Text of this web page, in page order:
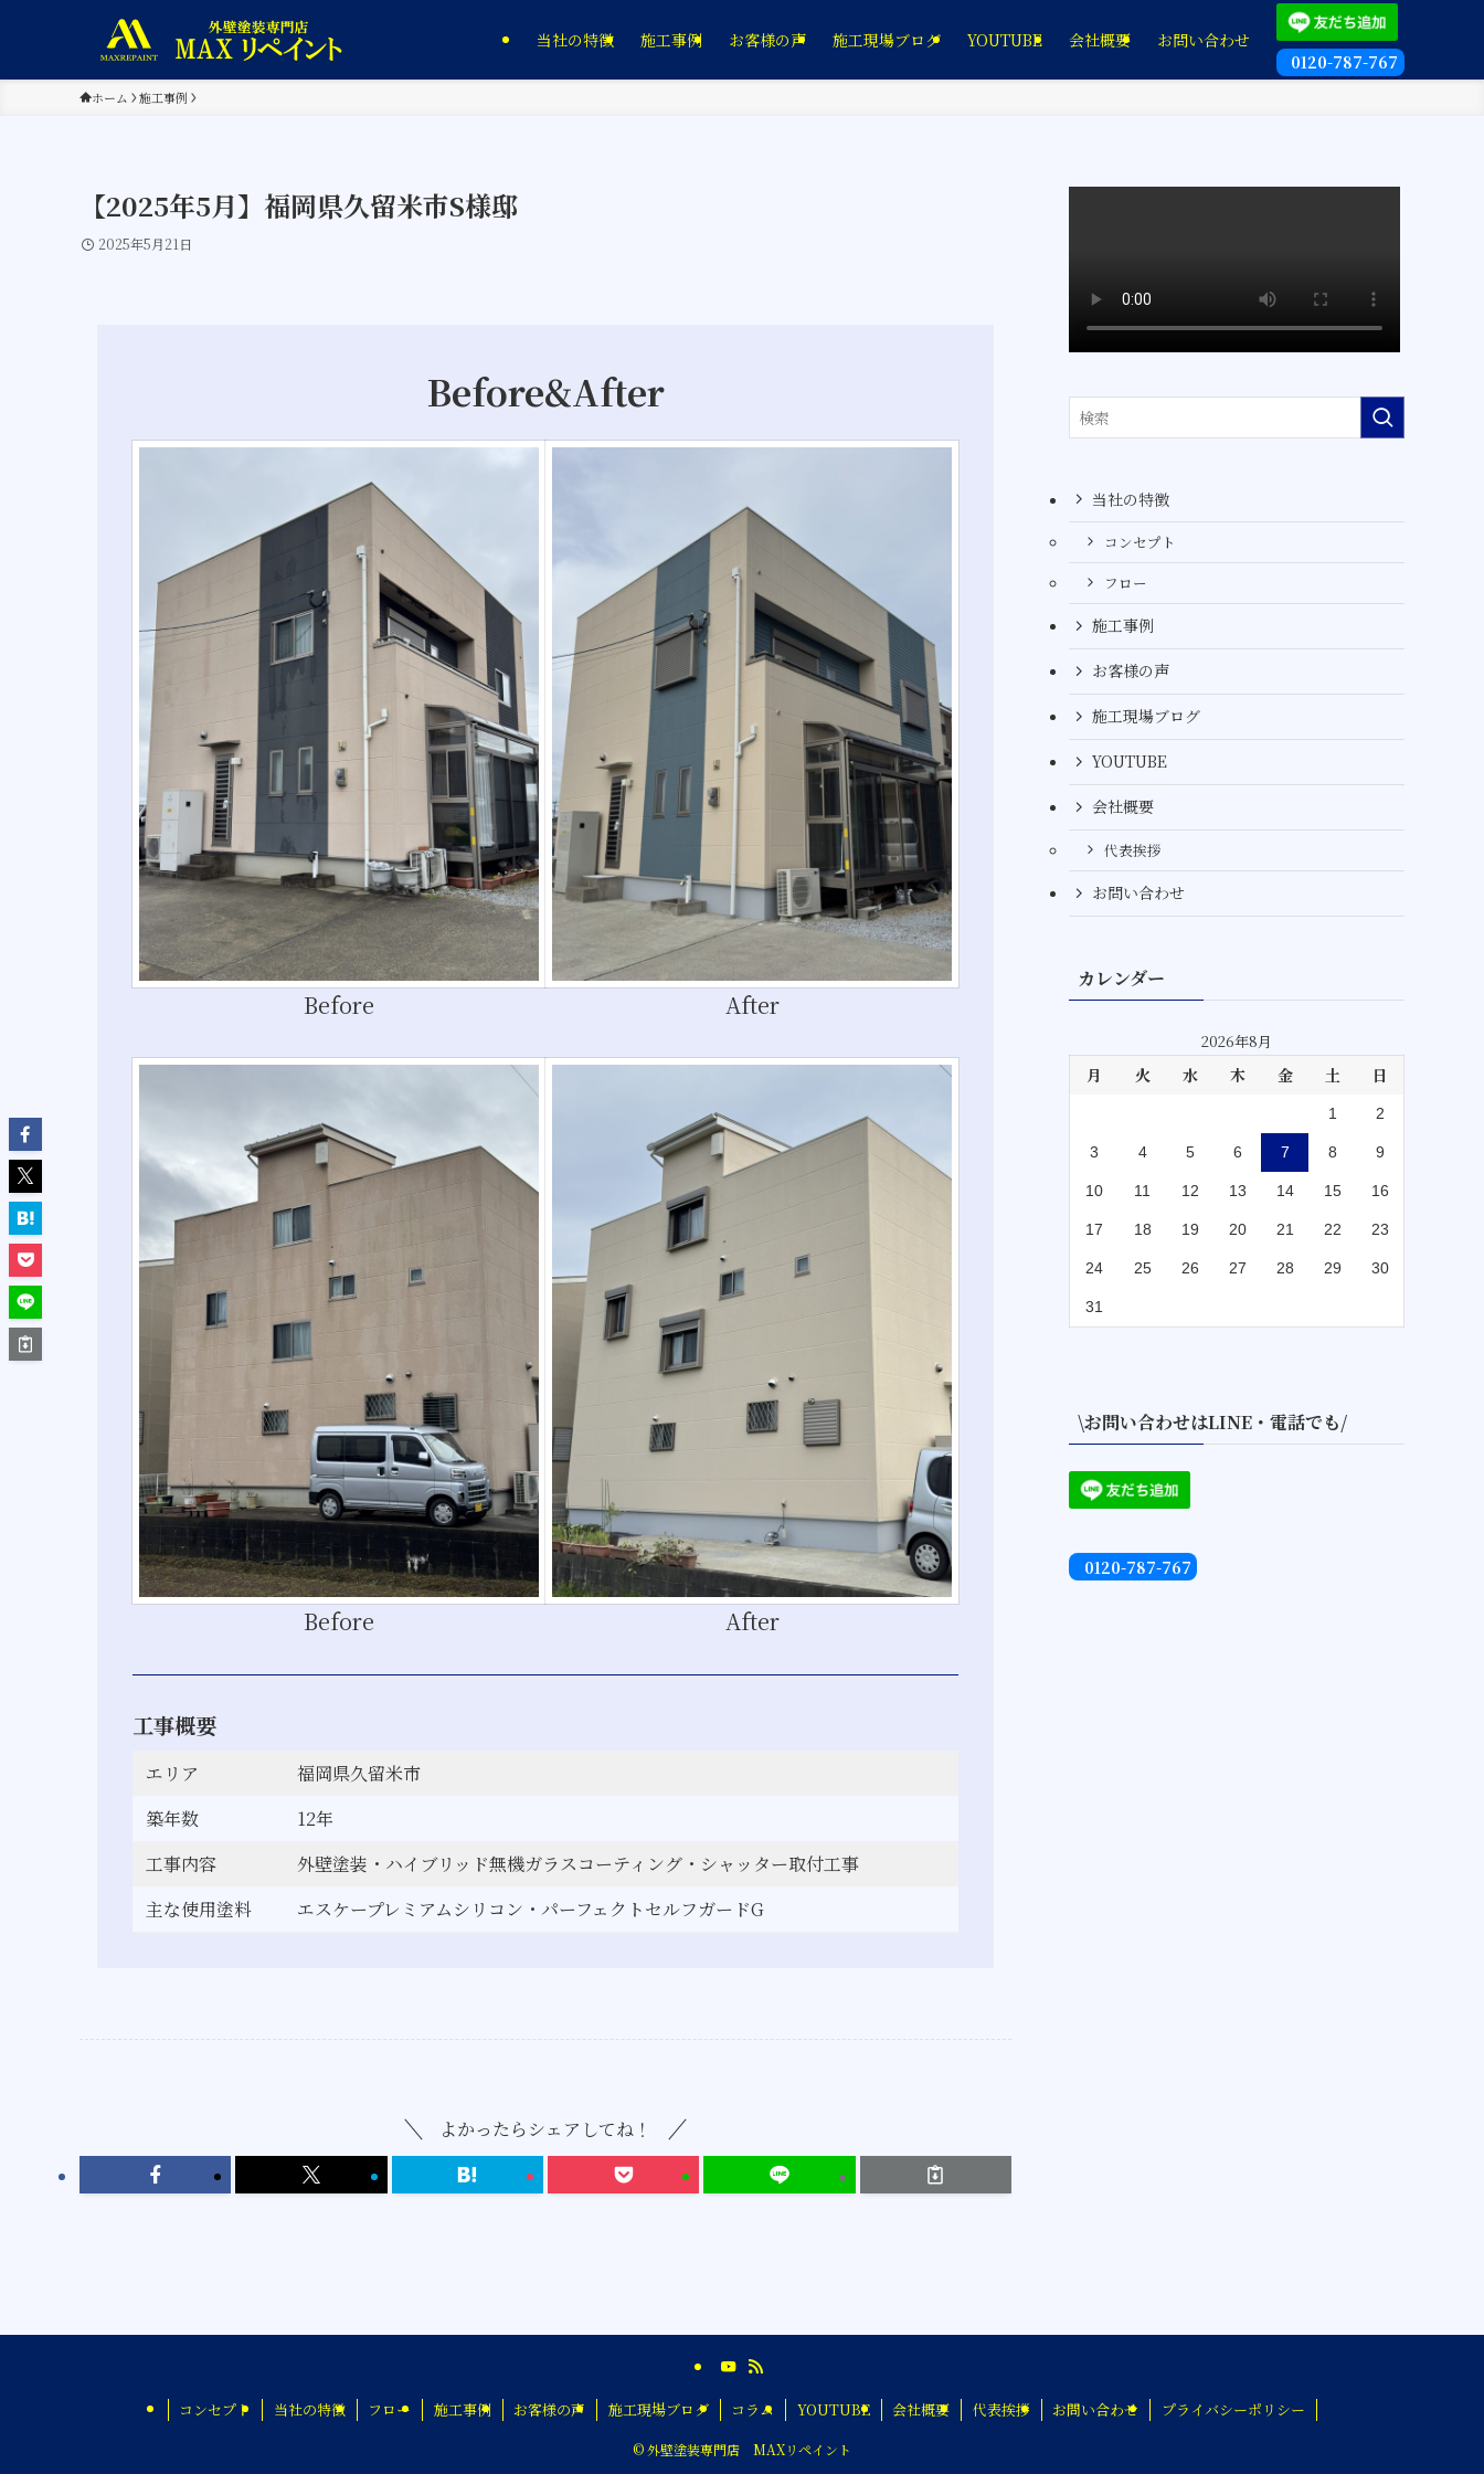
当社の特徴 施工事例 お客様の声 施工現場ブログ YOUTUBE 会社概要
お問い合わせ
0120-787-767
ホーム 施工事例
【2025年5月】福岡県久留米市S様邸
2025年5月21日
Before&After
Before After
Before After
工事概要
エリア
福岡県久留米市
築年数
12年
工事内容
外壁塗装・ハイブリッド無機ガラスコーティング・シャッター取付工事
主な使用塗料
エスケープレミアムシリコン・パーフェクトセルフガードG
よかったらシェアしてね！
当社の特徴
コンセプト
フロー
施工事例
お客様の声
施工現場ブログ
YOUTUBE
会社概要
代表挨拶
お問い合わせ
カレンダー
2026年8月
月 火 水 木 金 土 日
1 2
3 4 5 6 7 8 9
10 11 12 13 14 15 16
17 18 19 20 21 22 23
24 25 26 27 28 29 30
31
\お問い合わせはLINE・電話でも/
0120-787-767
コンセプト 当社の特徴 フロー 施工事例 お客様の声 施工現場ブログ コラム YOUTUBE 会社概要 代表挨拶 お問い合わせ プライバシーポリシー
©外壁塗装専門店 MAXリペイント